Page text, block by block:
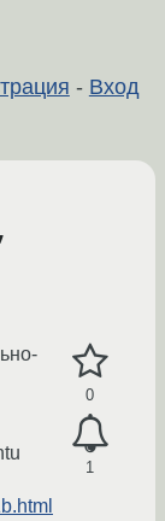
- Вход
0
1